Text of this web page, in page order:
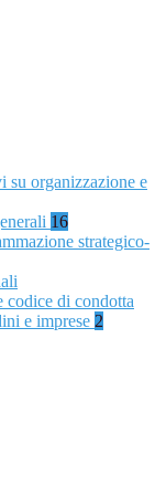
su organizzazione e
16
strategico-
codice di condotta
e imprese 2